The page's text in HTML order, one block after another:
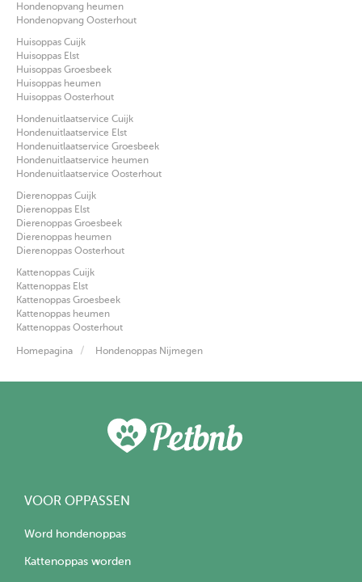
Hondenopvang heumen
Hondenopvang Oosterhout
Huisoppas Cuijk
Huisoppas Elst
Huisoppas Groesbeek
Huisoppas heumen
Huisoppas Oosterhout
Hondenuitlaatservice Cuijk
Hondenuitlaatservice Elst
Hondenuitlaatservice Groesbeek
Hondenuitlaatservice heumen
Hondenuitlaatservice Oosterhout
Dierenoppas Cuijk
Dierenoppas Elst
Dierenoppas Groesbeek
Dierenoppas heumen
Dierenoppas Oosterhout
Kattenoppas Cuijk
Kattenoppas Elst
Kattenoppas Groesbeek
Kattenoppas heumen
Kattenoppas Oosterhout
Homepagina Hondenoppas Nijmegen
VOOR OPPASSEN
Word hondenoppas
Kattenoppas worden